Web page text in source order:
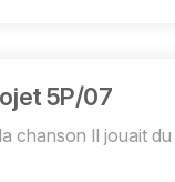
5P/07
chanson Il jouait